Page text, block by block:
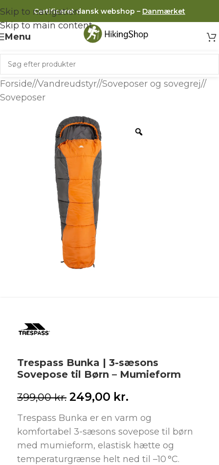
Skip to navigation
Skip to main content
Certificeret dansk webshop – Danmærket
Menu
Forside/ Vandreudstyr/ Soveposer og sovegrej/
Soveposer
Trespass Bunka | 3-sæsons
Sovepose til Børn – Mumieform
399,00kr. 249,00 kr.
Trespass Bunka er en varm og
komfortabel 3-sæsons sovepose til børn
med mumieform, elastisk hætte og
temperaturgrænse helt ned til –10 °C.